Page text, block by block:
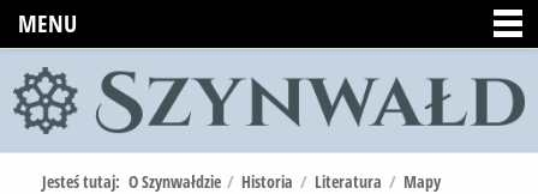
MENU
Jesteś tutaj: O Szynwałdzie / Historia / Literatura / Mapy